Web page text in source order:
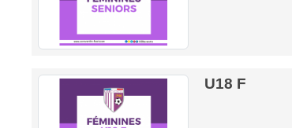
U18 F